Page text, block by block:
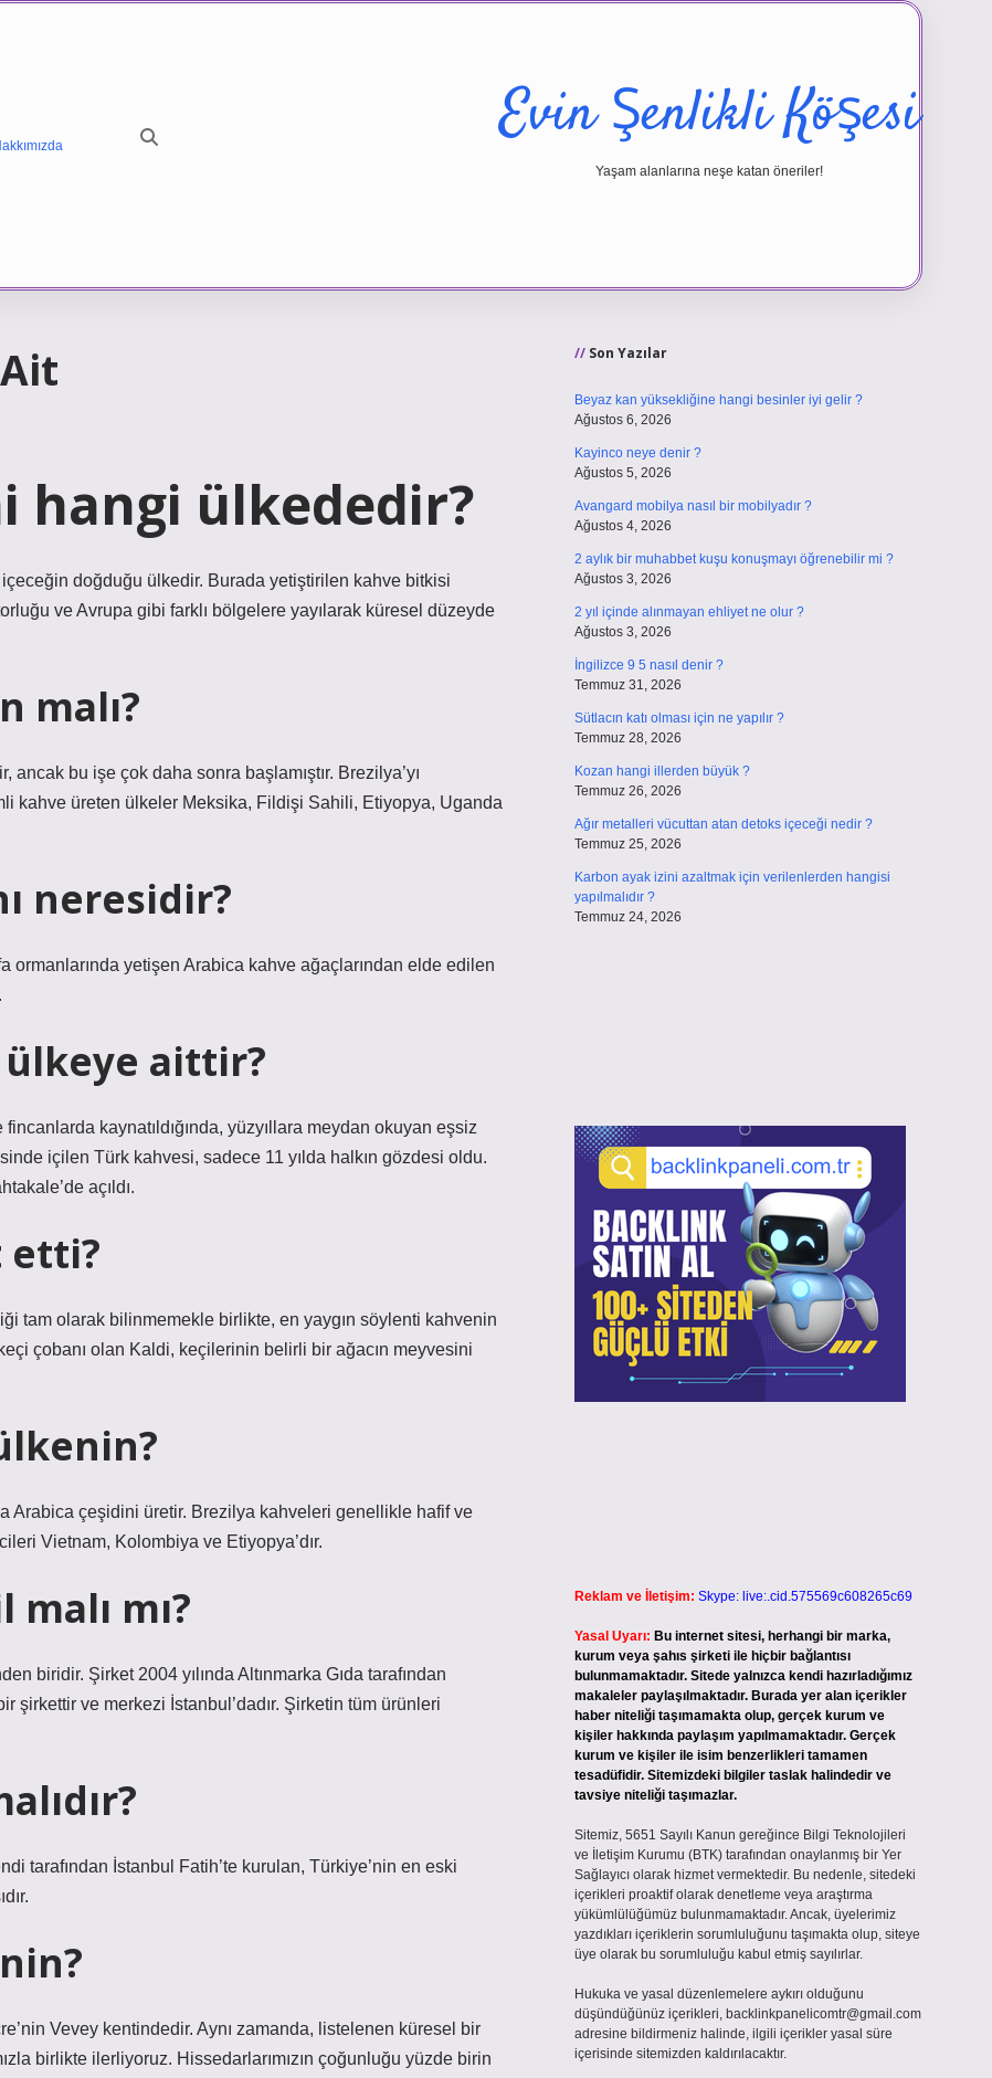
Evin Şenlikli Köşesi
Yaşam alanlarına neşe katan öneriler!
hangi ülkededir?
doğduğu ülkedir. Burada yetiştirilen kahve bitkisi
ve Avrupa gibi farklı bölgelere yayılarak küresel düzeyde
malı?
bu işe çok daha sonra başlamıştır. Brezilya’yı
kahve üreten ülkeler Meksika, Fildişi Sahili, Etiyopya, Uganda
neresidir?
ormanlarında yetişen Arabica kahve ağaçlarından elde edilen
aittir?
kaynatıldığında, yüzyıllara meydan okuyan eşsiz
içilen Türk kahvesi, sadece 11 yılda halkın gözdesi oldu.
açıldı.
etti?
tam olarak bilinmemekle birlikte, en yaygın söylenti kahvenin
çobanı olan Kaldi, keçilerinin belirli bir ağacın meyvesini
Arabica çeşidini üretir. Brezilya kahveleri genellikle hafif ve
Vietnam, Kolombiya ve Etiyopya’dır.
mı?
biridir. Şirket 2004 yılında Altınmarka Gıda tarafından
şirkettir ve merkezi İstanbul’dadır. Şirketin tüm ürünleri
tarafından İstanbul Fatih’te kurulan, Türkiye’nin en eski
Vevey kentindedir. Aynı zamanda, listelenen küresel bir
birlikte ilerliyoruz. Hissedarlarımızın çoğunluğu yüzde birin
Son Yazılar
Beyaz kan yüksekliğine hangi besinler iyi gelir ?
Ağustos 6, 2026
Kayinco neye denir ?
Ağustos 5, 2026
Avangard mobilya nasıl bir mobilyadır ?
Ağustos 4, 2026
2 aylık bir muhabbet kuşu konuşmayı öğrenebilir mi ?
Ağustos 3, 2026
2 yıl içinde alınmayan ehliyet ne olur ?
Ağustos 3, 2026
İngilizce 9 5 nasıl denir ?
Temmuz 31, 2026
Sütlacın katı olması için ne yapılır ?
Temmuz 28, 2026
Kozan hangi illerden büyük ?
Temmuz 26, 2026
Ağır metalleri vücuttan atan detoks içeceği nedir ?
Temmuz 25, 2026
Karbon ayak izini azaltmak için verilenlerden hangisi
yapılmalıdır ?
Temmuz 24, 2026
Reklam ve İletişim: Skype: live:.cid.575569c608265c69
Yasal Uyarı: Bu internet sitesi, herhangi bir marka,
kurum veya şahıs şirketi ile hiçbir bağlantısı
bulunmamaktadır. Sitede yalnızca kendi hazırladığımız
makaleler paylaşılmaktadır. Burada yer alan içerikler
haber niteliği taşımamakta olup, gerçek kurum ve
kişiler hakkında paylaşım yapılmamaktadır. Gerçek
kurum ve kişiler ile isim benzerlikleri tamamen
tesadüfidir. Sitemizdeki bilgiler taslak halindedir ve
tavsiye niteliği taşımazlar.
Sitemiz, 5651 Sayılı Kanun gereğince Bilgi Teknolojileri
ve İletişim Kurumu (BTK) tarafından onaylanmış bir Yer
Sağlayıcı olarak hizmet vermektedir. Bu nedenle, sitedeki
içerikleri proaktif olarak denetleme veya araştırma
yükümlülüğümüz bulunmamaktadır. Ancak, üyelerimiz
yazdıkları içeriklerin sorumluluğunu taşımakta olup, siteye
üye olarak bu sorumluluğu kabul etmiş sayılırlar.
Hukuka ve yasal düzenlemelere aykırı olduğunu
düşündüğünüz içerikleri, backlinkpanelicomtr@gmail.com
adresine bildirmeniz halinde, ilgili içerikler yasal süre
içerisinde sitemizden kaldırılacaktır.